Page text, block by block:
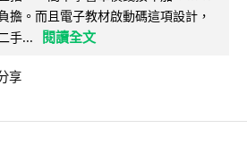
擔。而且電子教材啟動碼這項設計，
手...
閱讀全文
享